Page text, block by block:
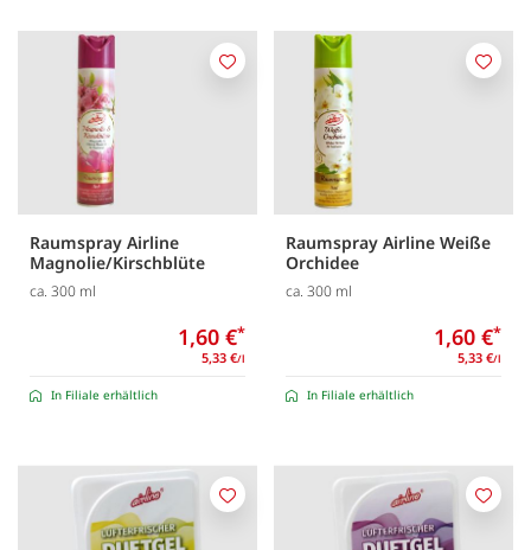
Raumspray Airline
Magnolie/Kirschblüte
ca. 300 ml
1,60 €*
5,33 €/l
In Filiale erhältlich
Merken
Raumspray Airline Weiße
Orchidee
ca. 300 ml
1,60 €*
5,33 €/l
In Filiale erhältlich
Merken